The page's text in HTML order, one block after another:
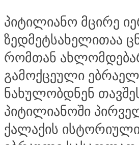
პიტილიანო მცირე
ზედმეტსახელითაა
რომთან
გამოქცეული
ნახულობდნენ
პიტილიანოში
ქალაქის